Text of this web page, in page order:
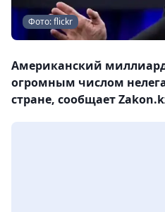
Фото: flickr
Американский
огромным числом
стране, сообщает